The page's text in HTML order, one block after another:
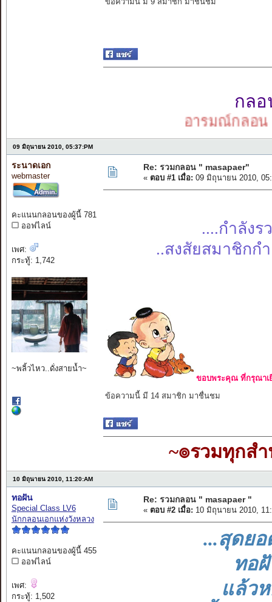
กลอ
อารมณ์กลอน
09 มิถุนายน 2010, 05:37:PM
ระนาดเอก
webmaster
คะแนนกลอนของผู้นี้ 781
ออฟไลน์
เพศ:
กระทู้: 1,742
~พลิ้วไหว..ดั่งสายน้ำ~
Re: รวมกลอน " masapaer"
« ตอบ #1 เมื่อ: 09 มิถุนายน 2010,
....กำลัง
..สงสัยสมาชิกก
ขอบพระคุณ ที่กรุณาเ
ข้อความนี้ มี 14 สมาชิก มาชื่นชม
~๏รวมทุกส
10 มิถุนายน 2010, 11:20:AM
ทอฝัน
Special Class LV6
นักกลอนเอกแห่งวังหลวง
คะแนนกลอนของผู้นี้ 455
ออฟไลน์
เพศ:
กระทู้: 1,502
Re: รวมกลอน " masapaer "
« ตอบ #2 เมื่อ: 10 มิถุนายน 2010,
...สุดยอ
ทอ
แล้ว